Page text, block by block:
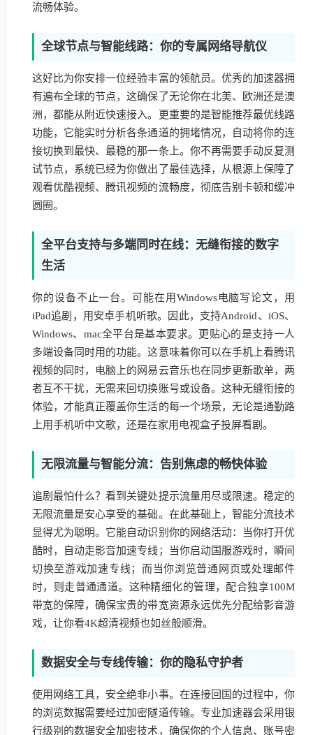
流畅体验。
全球节点与智能线路：你的专属网络导航仪
这好比为你安排一位经验丰富的领航员。优秀的加速器拥
有遍布全球的节点，这确保了无论你在北美、欧洲还是澳
洲，都能从附近快速接入。更重要的是智能推荐最优线路
功能，它能实时分析各条通道的拥堵情况，自动将你的连
接切换到最快、最稳的那一条上。你不再需要手动反复测
试节点，系统已经为你做出了最佳选择，从根源上保障了
观看优酷视频、腾讯视频的流畅度，彻底告别卡顿和缓冲
圆圈。
全平台支持与多端同时在线：无缝衔接的数字
生活
你的设备不止一台。可能在用Windows电脑写论文，用
iPad追剧，用安卓手机听歌。因此，支持Android、iOS、
Windows、mac全平台是基本要求。更贴心的是支持一人
多端设备同时用的功能。这意味着你可以在手机上看腾讯
视频的同时，电脑上的网易云音乐也在同步更新歌单，两
者互不干扰，无需来回切换账号或设备。这种无缝衔接的
体验，才能真正覆盖你生活的每一个场景，无论是通勤路
上用手机听中文歌，还是在家用电视盒子投屏看剧。
无限流量与智能分流：告别焦虑的畅快体验
追剧最怕什么？看到关键处提示流量用尽或限速。稳定的
无限流量是安心享受的基础。在此基础上，智能分流技术
显得尤为聪明。它能自动识别你的网络活动：当你打开优
酷时，自动走影音加速专线；当你启动国服游戏时，瞬间
切换至游戏加速专线；而当你浏览普通网页或处理邮件
时，则走普通通道。这种精细化的管理，配合独享100M
带宽的保障，确保宝贵的带宽资源永远优先分配给影音游
戏，让你看4K超清视频也如丝般顺滑。
数据安全与专线传输：你的隐私守护者
使用网络工具，安全绝非小事。在连接回国的过程中，你
的浏览数据需要经过加密隧道传输。专业加速器会采用银
行级别的数据安全加密技术，确保你的个人信息、账号密